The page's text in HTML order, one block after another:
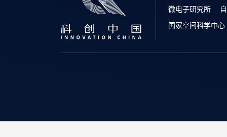
微电子研究所
国家空间科学中心